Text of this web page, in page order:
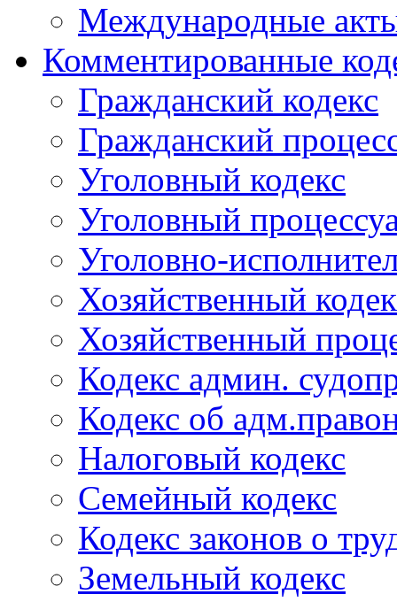
Международные
Комментированные
Гражданский кодекс
Гражданский
Уголовный кодекс
Уголовный
Уголовно-
Хозяйственный
Хозяйственный
Кодекс админ.
Кодекс об
Налоговый кодекс
Семейный кодекс
Кодекс законов о
Земельный кодекс